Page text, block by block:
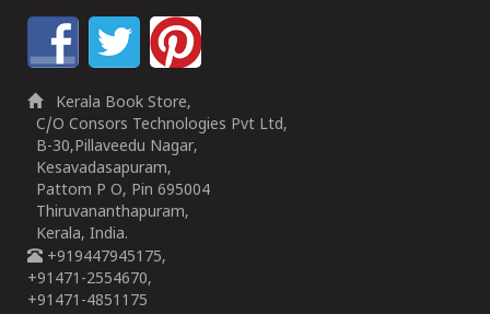
Kerala Book Store,
C/O Consors Technologies Pvt Ltd,
B-30,Pillaveedu Nagar,
Kesavadasapuram,
Pattom P O, Pin 695004
Thiruvananthapuram,
Kerala, India.
+919447945175,
+91471-2554670,
+91471-4851175